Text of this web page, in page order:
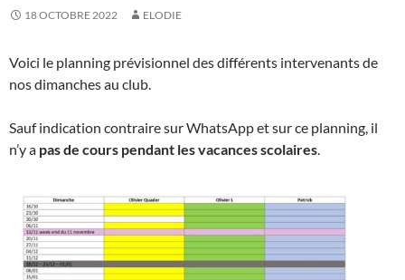
18 OCTOBRE 2022 ELODIE
Voici le planning prévisionnel des différents intervenants de
nos dimanches au club.
Sauf indication contraire sur WhatsApp et sur ce planning, il
n’y a pas de cours pendant les vacances scolaires.